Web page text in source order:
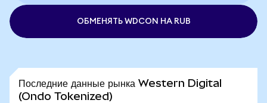
ОБМЕНЯТЬ WDCON НА RUB
Последние данные рынка Western Digital
(Ondo Tokenized)